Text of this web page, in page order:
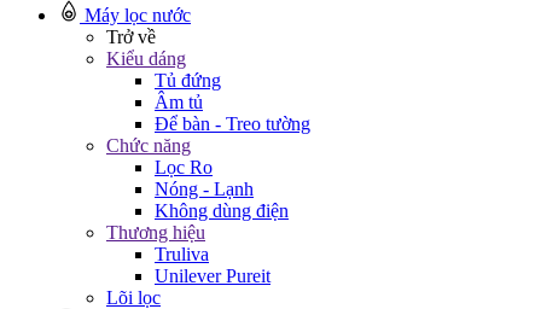
Máy lọc nước
Trở về
Kiểu dáng
Tủ đứng
Âm tủ
Để bàn - Treo tường
Chức năng
Lọc Ro
Nóng - Lạnh
Không dùng điện
Thương hiệu
Truliva
Unilever Pureit
Lõi lọc